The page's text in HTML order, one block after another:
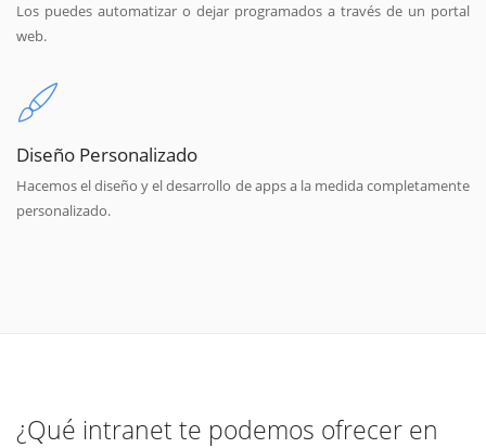
Los puedes automatizar o dejar programados a través de un portal
web.
Diseño Personalizado
Hacemos el diseño y el desarrollo de apps a la medida completamente
personalizado.
¿Qué intranet te podemos ofrecer en